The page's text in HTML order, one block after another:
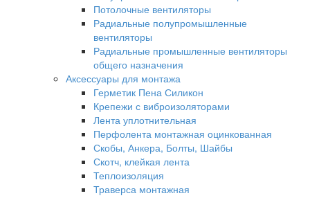
Потолочные вентиляторы
Радиальные полупромышленные
вентиляторы
Радиальные промышленные вентиляторы
общего назначения
Аксессуары для монтажа
Герметик Пена Силикон
Крепежи с виброизоляторами
Лента уплотнительная
Перфолента монтажная оцинкованная
Скобы, Анкера, Болты, Шайбы
Скотч, клейкая лента
Теплоизоляция
Траверса монтажная